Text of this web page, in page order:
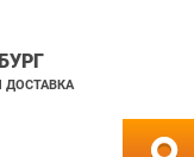
ДОСТАВКА